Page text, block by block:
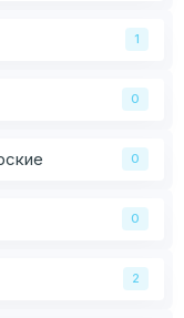
1
0
0
0
2